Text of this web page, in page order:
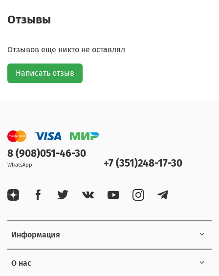
Отзывы
Отзывов еще никто не оставлял
Написать отзыв
Информация
О нас
8 (908)051-46-30
WhatsApp +7 (351)248-17-30